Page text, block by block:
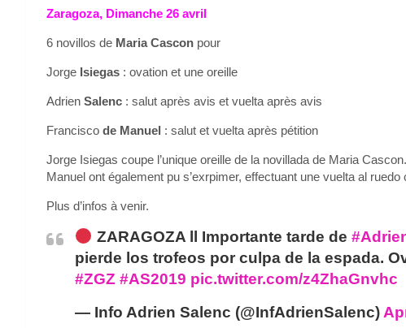
Zaragoza, Dimanche 26 avril
6 novillos de Maria Cascon pour
Jorge Isiegas : ovation et une oreille
Adrien Salenc : salut après avis et vuelta après avis
Francisco de Manuel : salut et vuelta après pétition
Jorge Isiegas coupe l’unique oreille de la novillada de Maria
Manuel ont également pu s’exrpimer, effectuant une vuelta al ruedo
Plus d’infos à venir.
ZARAGOZA ll Importante tarde de
pierde los trofeos por culpa de la espada.
#ZGZ #AS2019 pic.twitter.com/z4ZhaGnvhc
— Info Adrien Salenc (@InfAdrienSalenc)